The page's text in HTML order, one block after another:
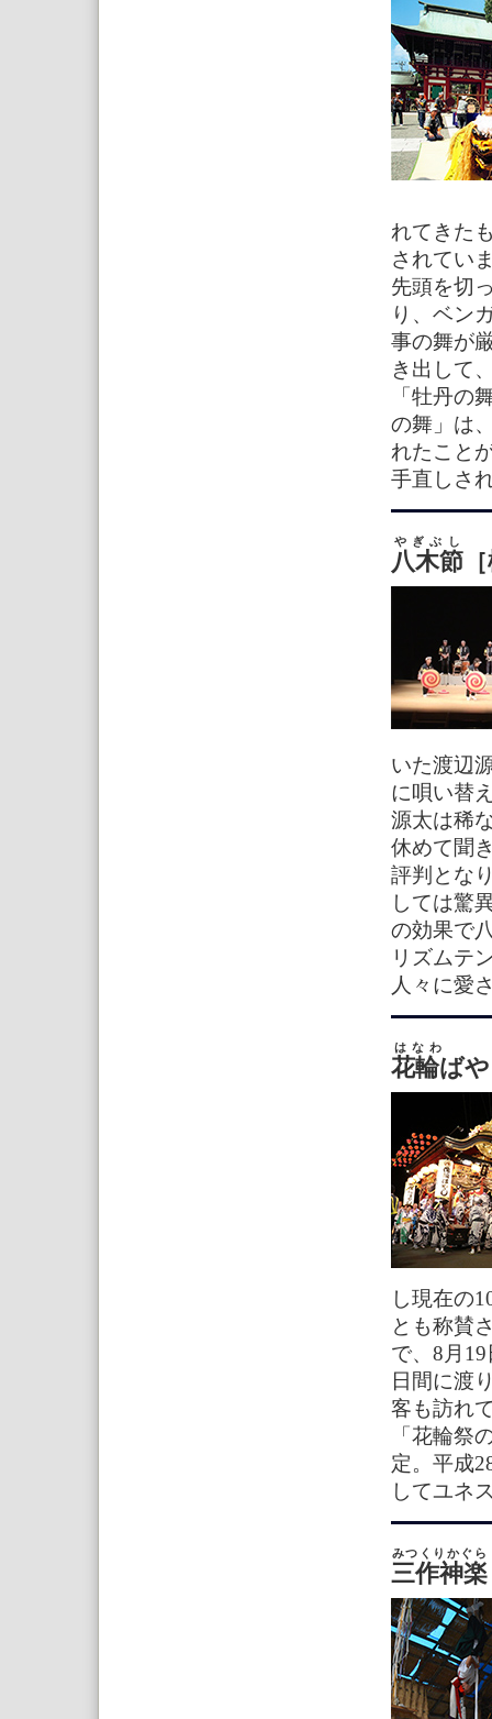
れてきた
されてい
先頭を切
り、ベン
事の舞が
き出して
「牡丹の
の舞」は
れたこと
手直しさ
八木節
やぎぶし
いた渡辺
に唄い替
源太は稀
休めて聞
評判とな
しては驚
の効果で
リズムテ
人々に愛
花輪ば
はな
し現在の
とも称賛
で、8月
日間に渡
客も訪れ
「花輪祭
定。平成
してユネ
三作神楽
みつくりかぐら